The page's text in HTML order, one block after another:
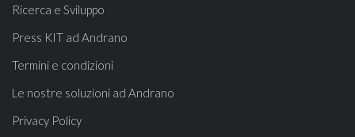
Ricerca e Sviluppo
Press KIT ad Andrano
Termini e condizioni
Le nostre soluzioni ad Andrano
Privacy Policy